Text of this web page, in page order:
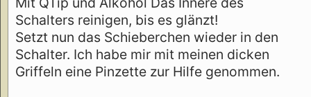
Schalters reinigen, bis es glänzt!
Setzt nun das Schieberchen wieder in den
Schalter. Ich habe mir mit meinen dicken
Griffeln eine Pinzette zur Hilfe genommen.